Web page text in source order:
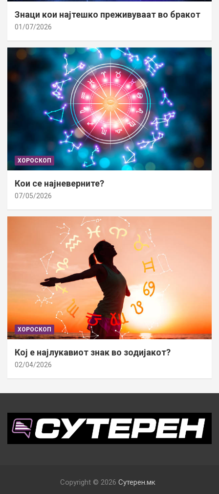
Знаци кои најтешко преживуваат во бракот
01/07/2026
ХОРОСКОП
Кои се најневерните?
07/05/2026
ХОРОСКОП
Кој е најлукавиот знак во зодијакот?
02/04/2026
Copyright © 2026 Сутерен.мк